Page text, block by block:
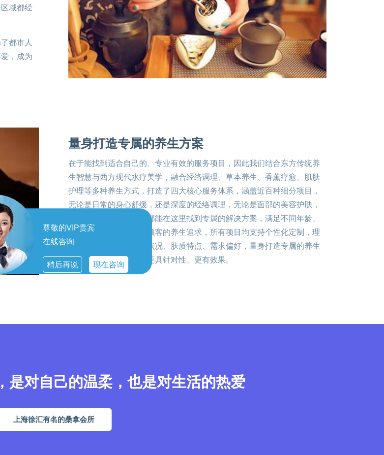
尊敬的VIP贵宾
在线咨询
稍后再说 现在咨询
域都经
都市人
，成为
量身打造专属的养生方案
在于能找到适合自己的、专业有效的服务项目，因此我们结合东方传统养
生智慧与西方现代水疗美学，融合经络调理、草本养生、香薰疗愈、肌肤
护理等多种养生方式，打造了四大核心服务体系，涵盖近百种细分项目，
无论是日常的身心舒缓，还是深度的经络调理，无论是面部的美容护肤，
还是全身的焕活养生，都能在这里找到专属的解决方案，满足不同年龄、
不同性别、不同需求的顾客的养生追求，所有项目均支持个性化定制，理
疗师会根据顾客的身体状况、肤质特点、需求偏好，量身打造专属的养生
方案，让每一次体验都更具针对性、更有效果。
是对自己的温柔，也是对生活的热爱
上海徐汇有名的桑拿会所